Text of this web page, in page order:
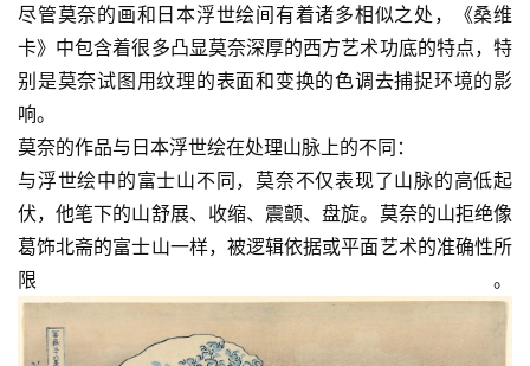
尽管莫奈的画和日本浮世绘间有着诸多相似之处，《桑维
卡》中包含着很多凸显莫奈深厚的西方艺术功底的特点，特
别是莫奈试图用纹理的表面和变换的色调去捕捉环境的影
响。
莫奈的作品与日本浮世绘在处理山脉上的不同：
与浮世绘中的富士山不同，莫奈不仅表现了山脉的高低起
伏，他笔下的山舒展、收缩、震颤、盘旋。莫奈的山拒绝像
葛饰北斋的富士山一样，被逻辑依据或平面艺术的准确性所
限。